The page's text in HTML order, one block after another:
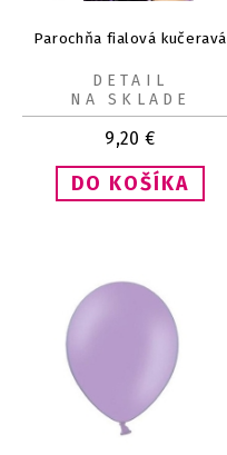
Parochňa fialová kučeravá
9,20 €
DETAIL
NA SKLADE